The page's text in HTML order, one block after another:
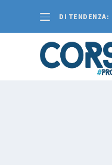
DI TENDENZA: